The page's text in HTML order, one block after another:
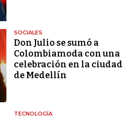
SOCIALES
Don Julio se sumó a
Colombiamoda con una
celebración en la ciudad
de Medellín
TECNOLOGÍA